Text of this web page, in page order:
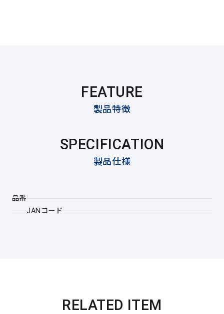
FEATURE
製品特徴
SPECIFICATION
製品仕様
品番
JANコード
RELATED ITEM